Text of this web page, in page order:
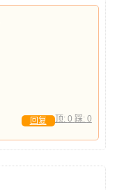
顶: 0 踩: 0
回复